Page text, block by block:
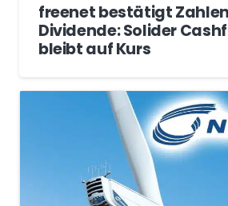
freenet bestätigt
Dividende: Solider
bleibt auf Kurs